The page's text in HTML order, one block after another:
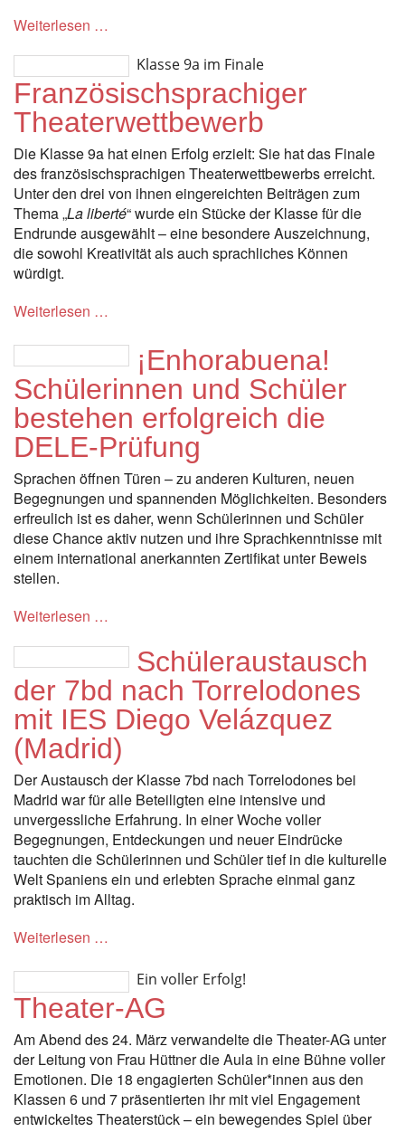
Weiterlesen …
Klasse 9a im Finale
Französischsprachiger
Theaterwettbewerb
Die Klasse 9a hat einen Erfolg erzielt: Sie hat das Finale
des französischsprachigen Theaterwettbewerbs erreicht.
Unter den drei von ihnen eingereichten Beiträgen zum
Thema „La liberté“ wurde ein Stücke der Klasse für die
Endrunde ausgewählt – eine besondere Auszeichnung,
die sowohl Kreativität als auch sprachliches Können
würdigt.
Weiterlesen …
¡Enhorabuena!
Schülerinnen und Schüler
bestehen erfolgreich die
DELE-Prüfung
Sprachen öffnen Türen – zu anderen Kulturen, neuen
Begegnungen und spannenden Möglichkeiten. Besonders
erfreulich ist es daher, wenn Schülerinnen und Schüler
diese Chance aktiv nutzen und ihre Sprachkenntnisse mit
einem international anerkannten Zertifikat unter Beweis
stellen.
Weiterlesen …
Schüleraustausch
der 7bd nach Torrelodones
mit IES Diego Velázquez
(Madrid)
Der Austausch der Klasse 7bd nach Torrelodones bei
Madrid war für alle Beteiligten eine intensive und
unvergessliche Erfahrung. In einer Woche voller
Begegnungen, Entdeckungen und neuer Eindrücke
tauchten die Schülerinnen und Schüler tief in die kulturelle
Welt Spaniens ein und erlebten Sprache einmal ganz
praktisch im Alltag.
Weiterlesen …
Ein voller Erfolg!
Theater-AG
Am Abend des 24. März verwandelte die Theater-AG unter
der Leitung von Frau Hüttner die Aula in eine Bühne voller
Emotionen. Die 18 engagierten Schüler*innen aus den
Klassen 6 und 7 präsentierten ihr mit viel Engagement
entwickeltes Theaterstück – ein bewegendes Spiel über